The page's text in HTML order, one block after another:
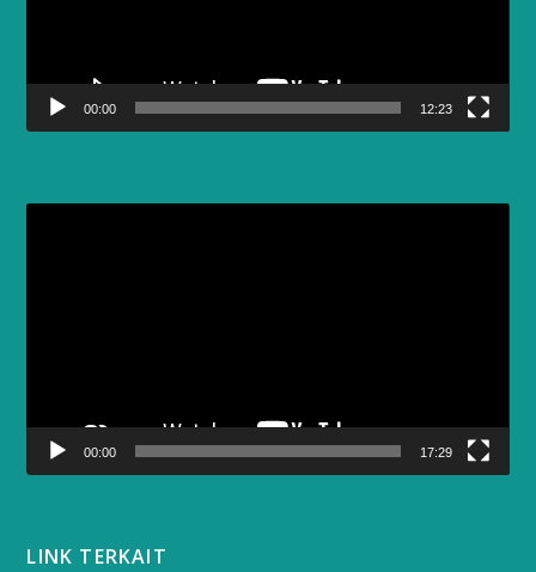
00:00 12:23
00:00 17:29
LINK TERKAIT